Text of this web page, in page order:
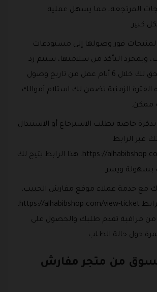
المرتجعة، مما يسهل عملية
كبير.
فور وصولها إلى مستودعات
وبمجرد التأكد من سلامتها، سيتم رد
المبلغ المستحق لك خلال 6 أيام عمل من تاريخ وصول
الفترة الزمنية تضمن لك استلام أموالك
ممكن.
خاصة بطلب الاسترجاع أو الاستبدال
عبر الرابط
https://alhabibshop.com/add-return. هذا الرابط يتيح لك
بسهولة ويسر.
مع خدمة عملاء موقع مفارش الحبيب،
يمكنك زيارة الرابط https://alhabibshop.com/view-ticket.
مراقبة تقدم طلبك والحصول على
حول حالة الطلب.
من متجر مفارش